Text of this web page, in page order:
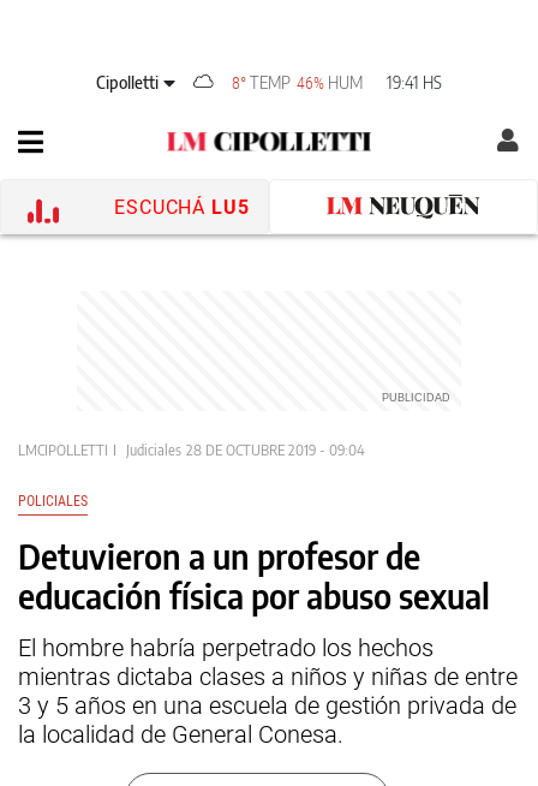
Cipolletti 8° TEMP 46% HUM 19:41 HS
ESCUCHÁ LU5
LMCIPOLLETTI Judiciales 28 DE OCTUBRE 2019 - 09:04
POLICIALES
Detuvieron a un profesor de
educación física por abuso sexual
El hombre habría perpetrado los hechos
mientras dictaba clases a niños y niñas de entre
3 y 5 años en una escuela de gestión privada de
la localidad de General Conesa.